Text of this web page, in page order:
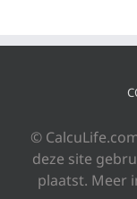
©
deze site
plaatst. Meer